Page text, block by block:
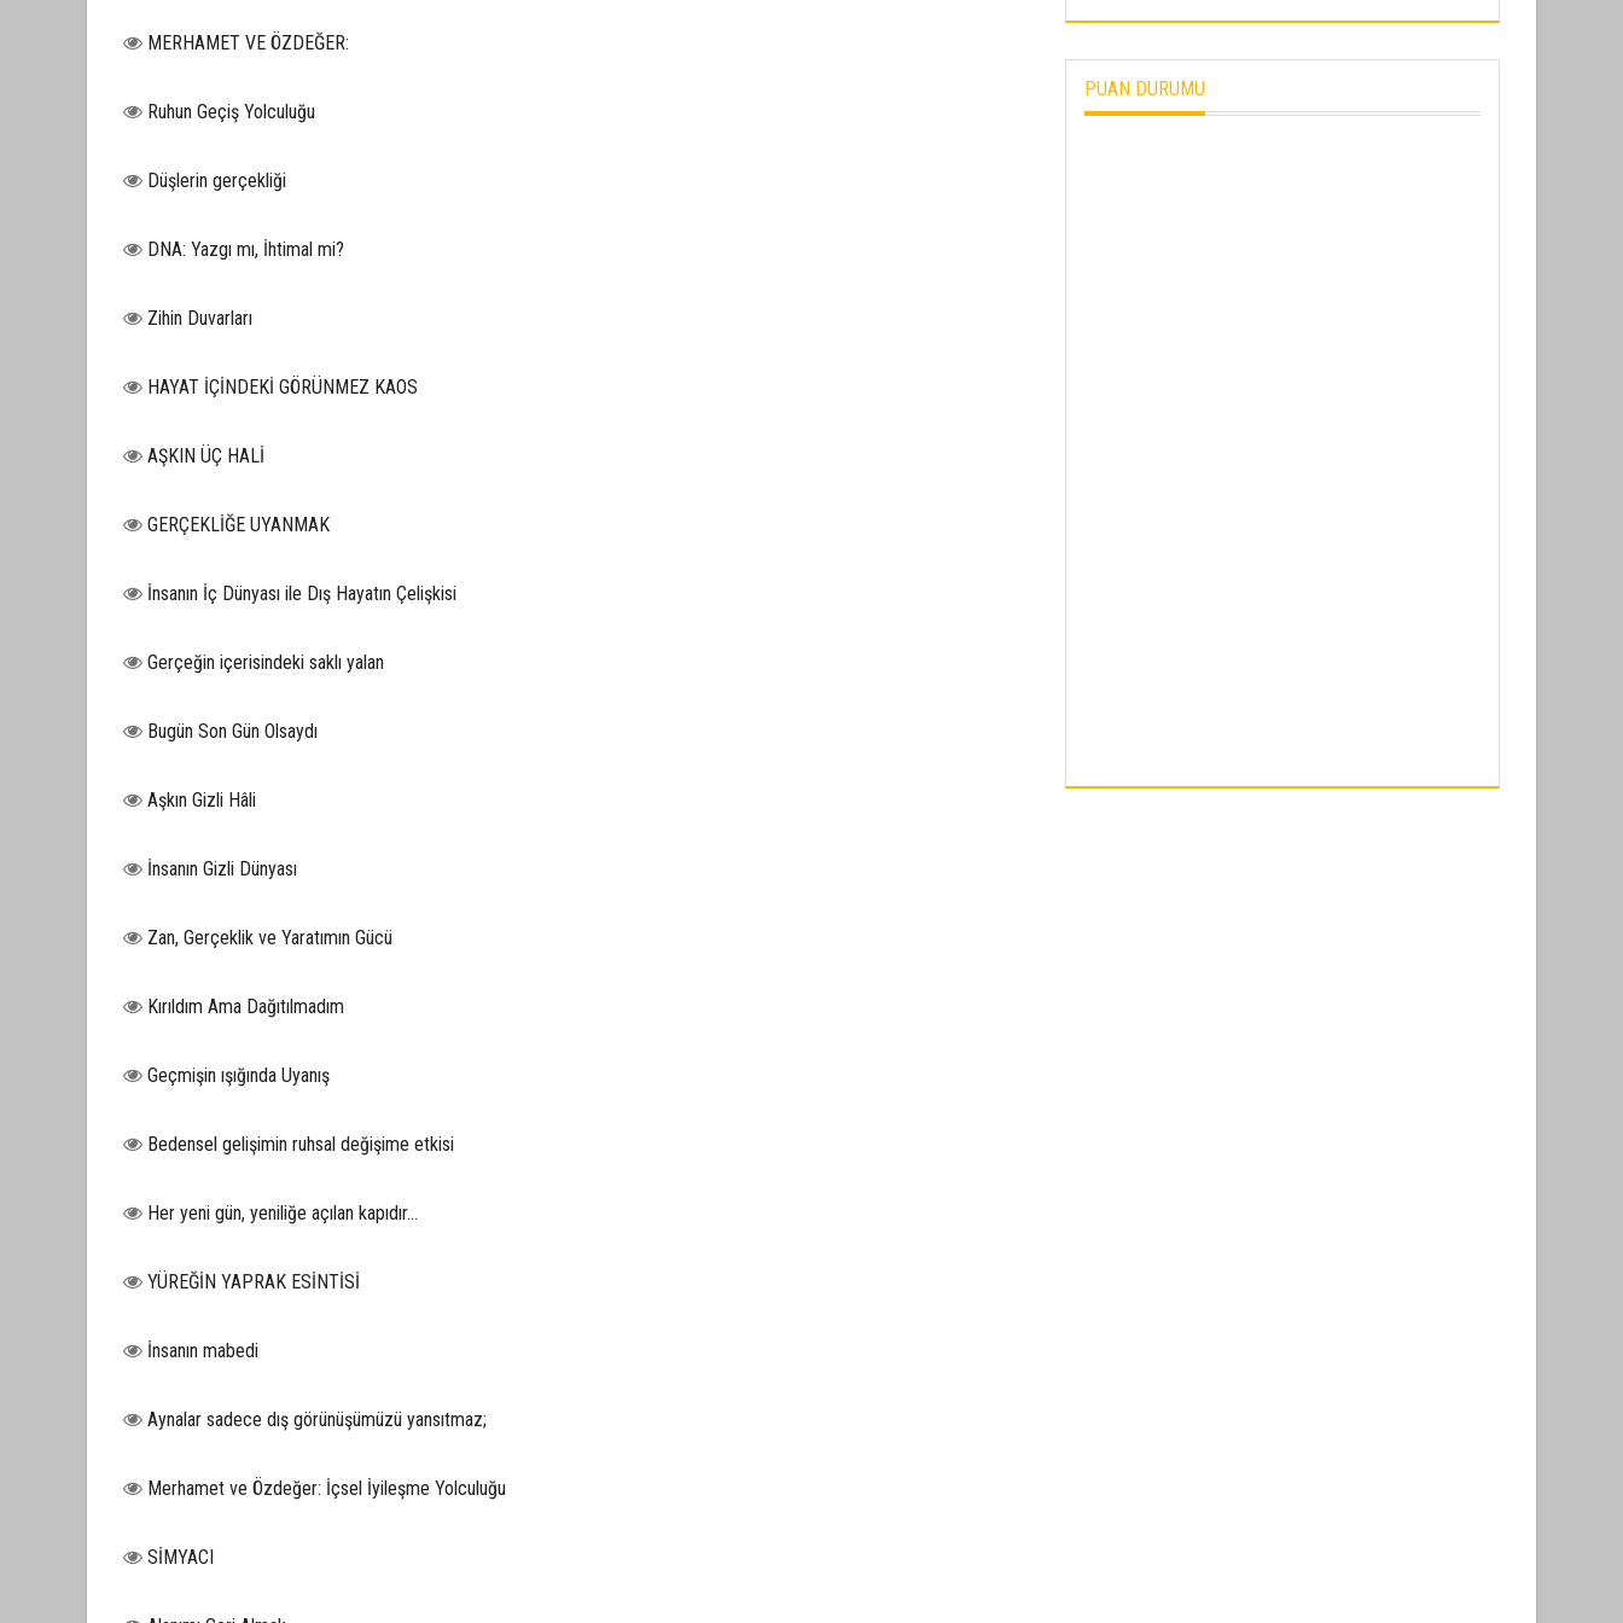
MERHAMET VE ÖZDEĞER:
Ruhun Geçiş Yolculuğu
Düşlerin gerçekliği
DNA: Yazgı mı, İhtimal mi?
Zihin Duvarları
HAYAT İÇİNDEKİ GÖRÜNMEZ KAOS
AŞKIN ÜÇ HALİ
GERÇEKLİĞE UYANMAK
İnsanın İç Dünyası ile Dış Hayatın Çelişkisi
Gerçeğin içerisindeki saklı yalan
Bugün Son Gün Olsaydı
Aşkın Gizli Hâli
İnsanın Gizli Dünyası
Zan, Gerçeklik ve Yaratımın Gücü
Kırıldım Ama Dağıtılmadım
Geçmişin ışığında Uyanış
Bedensel gelişimin ruhsal değişime etkisi
Her yeni gün, yeniliğe açılan kapıdır...
YÜREĞİN YAPRAK ESİNTİSİ
İnsanın mabedi
Aynalar sadece dış görünüşümüzü yansıtmaz;
Merhamet ve Özdeğer: İçsel İyileşme Yolculuğu
SİMYACI
PUAN DURUMU